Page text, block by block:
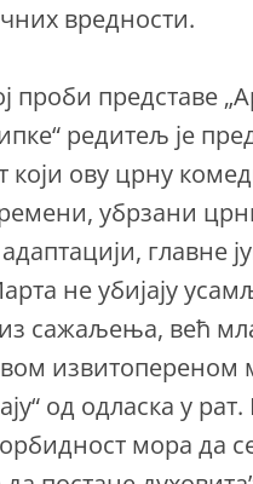
вредности.
проби представе
редитељ је
који ову црну
убрзани
главне
не убијају
сажаљења, већ
извитопереном
од одласка у
мора да